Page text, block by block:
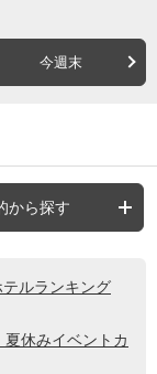
今週末
から探す
ルランキング
夏休みイベントカ